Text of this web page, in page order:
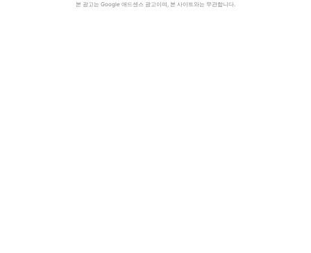
본 광고는 Google 애드센스 광고이며, 본 사이트와는 무관합니다.